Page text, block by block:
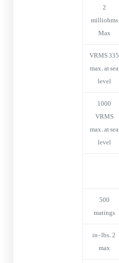
2
milliohms
Max
335 VRMS
max. at sea
level
1000
VRMS
max. at sea
level
500
matings
2 in-lbs.
max